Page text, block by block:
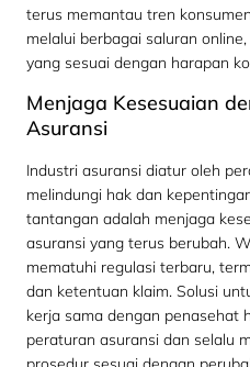
terus memantau tren
melalui berbagai saluran
yang sesuai dengan harapan
Menjaga Kesesuaian
Asuransi
Industri asuransi diatur oleh
melindungi hak dan
tantangan adalah menjaga
asuransi yang terus berubah.
mematuhi regulasi terbaru,
dan ketentuan klaim. Solusi
kerja sama dengan penasehat
peraturan asuransi dan selalu